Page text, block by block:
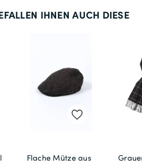
IHNEN AUCH DIESE
Flache Mütze aus